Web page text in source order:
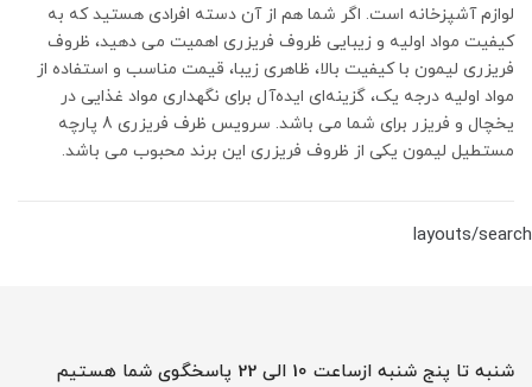
لوازم آشپزخانه است. اگر شما هم از آن دسته افرادی هستید که به
کیفیت مواد اولیه و زیبایی ظروف فریزری اهمیت می دهید، ظروف
فریزری لیمون با کیفیت بالا، ظاهری زیبا، قیمت مناسب و استفاده از
مواد اولیه درجه یک، گزینه‌ای ایده‌آل برای نگهداری مواد غذایی در
یخچال و فریزر برای شما می باشد. سرویس ظرف فریزری 8 پارچه
مستطیل لیمون یکی از ظروف فریزری این برند محبوب می باشد.
layouts/search
شنبه تا پنج شنبه ازساعت 10 الی 22 پاسخگوی شما هستیم